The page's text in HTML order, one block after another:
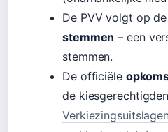
De PVV volgt op
stemmen – een
stemmen.
De officiële
de